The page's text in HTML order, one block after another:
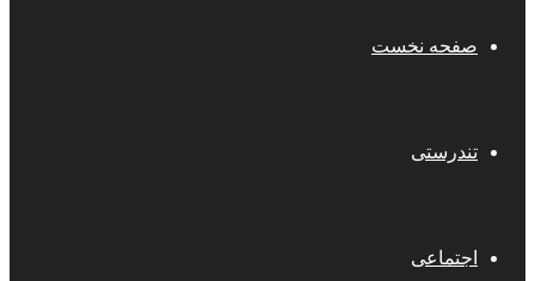
صفحه نخست
تندرستی
اجتماعی